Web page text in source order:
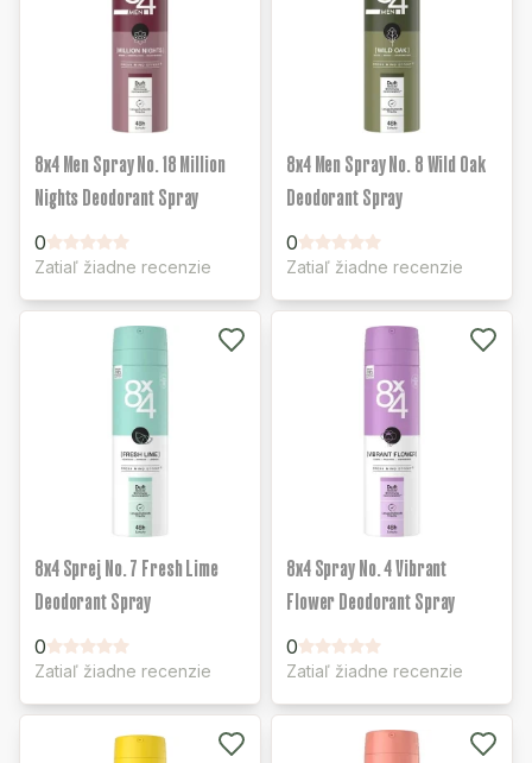
8x4 Men Spray No. 18 Million
Nights Deodorant Spray
0
Zatiaľ žiadne recenzie
8x4 Men Spray No. 8 Wild Oak
Deodorant Spray
0
Zatiaľ žiadne recenzie
8x4 Sprej No. 7 Fresh Lime
Deodorant Spray
0
Zatiaľ žiadne recenzie
8x4 Spray No. 4 Vibrant
Flower Deodorant Spray
0
Zatiaľ žiadne recenzie